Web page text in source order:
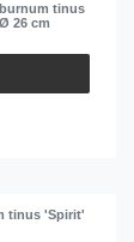
tinus
26 cm
tinus 'Spirit'